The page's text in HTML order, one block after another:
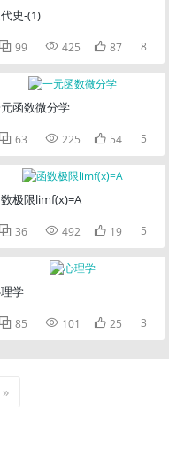
史-(1)
 99  425  87 8
函数微分学
 63  225  54 5
极限limf(x)=A
 36  492  19 5
学
 85  101  25 3
»